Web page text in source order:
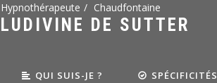
Hypnothérapeute Chaudfontaine
LUDIVINE DE SUTTER
QUI SUIS-JE ? SPÉCIFICITÉS